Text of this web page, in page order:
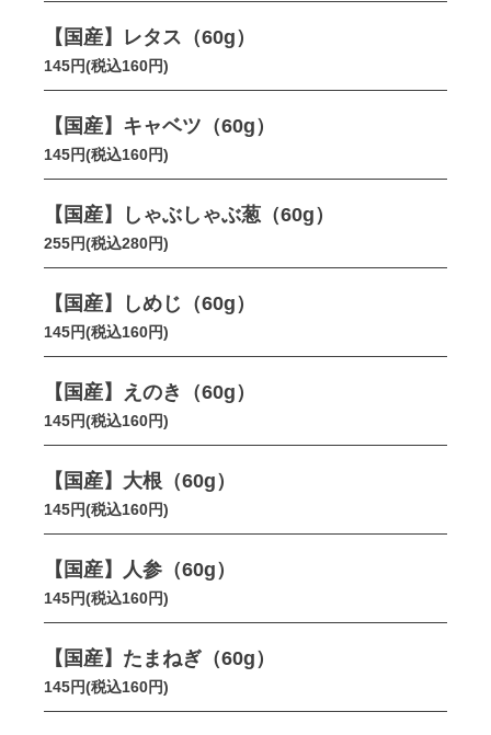
【国産】レタス（60g）
145円(税込160円)
【国産】キャベツ（60g）
145円(税込160円)
【国産】しゃぶしゃぶ葱（60g）
255円(税込280円)
【国産】しめじ（60g）
145円(税込160円)
【国産】えのき（60g）
145円(税込160円)
【国産】大根（60g）
145円(税込160円)
【国産】人参（60g）
145円(税込160円)
【国産】たまねぎ（60g）
145円(税込160円)